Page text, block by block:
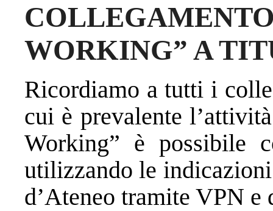
WORKING” A
Ricordiamo a tutti i
cui è prevalente
Working” è possibile
utilizzando le
d’Ateneo tramite VPN e